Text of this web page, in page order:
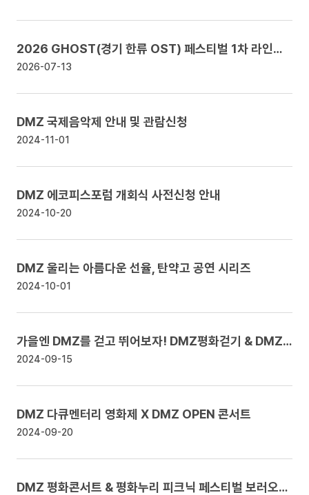
2026 GHOST(경기 한류 OST) 페스티벌 1차 라인업 공개 및 얼리버드 티켓 판매 안내
2026-07-13
DMZ 국제음악제 안내 및 관람신청
2024-11-01
DMZ 에코피스포럼 개회식 사전신청 안내
2024-10-20
DMZ 울리는 아름다운 선율, 탄약고 공연 시리즈
2024-10-01
가을엔 DMZ를 걷고 뛰어보자! DMZ평화걷기 & DMZ평화마라톤 안내
2024-09-15
DMZ 다큐멘터리 영화제 X DMZ OPEN 콘서트
2024-09-20
DMZ 평화콘서트 & 평화누리 피크닉 페스티벌 보러오세요!